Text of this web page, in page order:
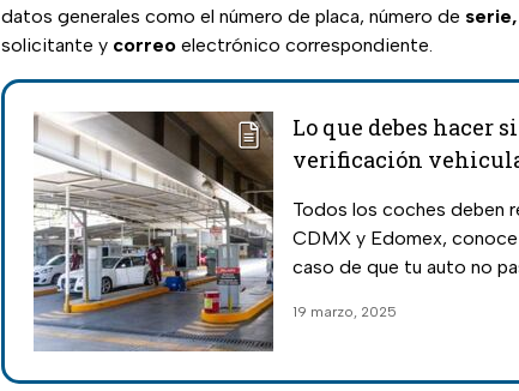
datos generales como el número de placa, número de
solicitante y correo electrónico correspondiente.
Lo que debes hacer
verificación
Todos los coches deben
CDMX y Edomex,
caso de que tu auto no
19 marzo, 2025